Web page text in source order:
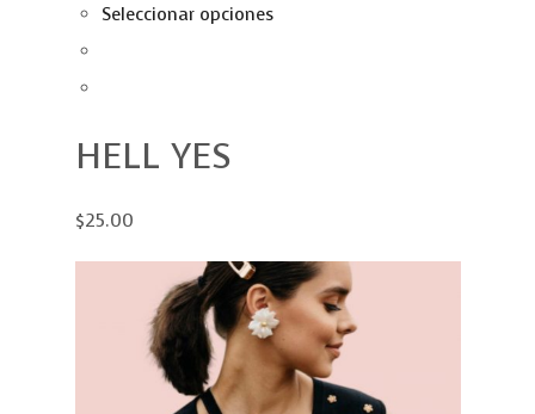
Seleccionar opciones
HELL YES
$25.00